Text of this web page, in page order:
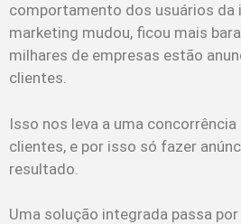
comportamento dos usuários da
marketing mudou, ficou mais
milhares de empresas estão
clientes.
Isso nos leva a uma
clientes, e por isso só fazer
resultado.
Uma solução integrada passa